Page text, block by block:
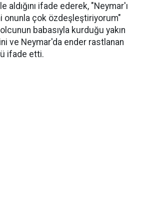
aldığını ifade ederek, "Neymar'ı
onunla çok özdeşleştiriyorum"
babasıyla kurduğu yakın
ve Neymar'da ender rastlanan
ifade etti.